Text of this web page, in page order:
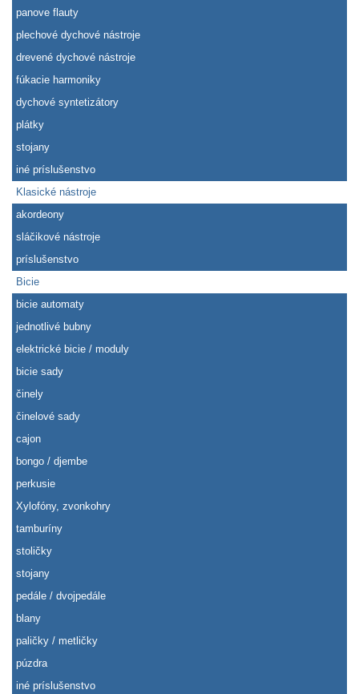
panove flauty
plechové dychové nástroje
drevené dychové nástroje
fúkacie harmoniky
dychové syntetizátory
plátky
stojany
iné príslušenstvo
Klasické nástroje
akordeony
sláčikové nástroje
príslušenstvo
Bicie
bicie automaty
jednotlivé bubny
elektrické bicie / moduly
bicie sady
činely
činelové sady
cajon
bongo / djembe
perkusie
Xylofóny, zvonkohry
tamburíny
stoličky
stojany
pedále / dvojpedále
blany
paličky / metličky
púzdra
iné príslušenstvo